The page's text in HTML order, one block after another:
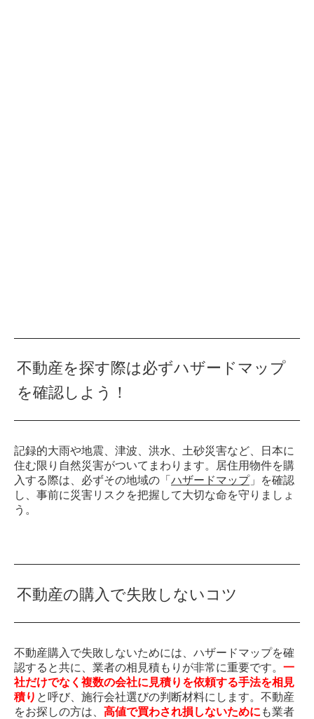
不動産を探す際は必ずハザードマップ
を確認しよう！
記録的大雨や地震、津波、洪水、土砂災害など、日本に
住む限り自然災害がついてまわります。居住用物件を購
入する際は、必ずその地域の「 ハザードマップ」を確認
し、事前に災害リスクを把握して大切な命を守りましょ
う。
不動産の購入で失敗しないコツ
不動産購入で失敗しないためには、ハザードマップを確
認すると共に、業者の相見積もりが非常に重要です。 一
社だけでなく複数の会社に見積りを依頼する手法を相見
積り と呼び、施行会社選びの判断材料にします。不動産
をお探しの方は、 高値で買わされ損しないために も業者